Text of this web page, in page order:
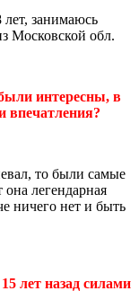
занимаюсь
Московской обл.
интересны, в
впечатления?
то были самые
она легендарная
ничего нет и быть
лет назад силами